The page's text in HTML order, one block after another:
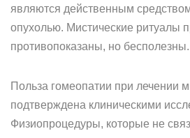
являются действенным
опухолью. Мистические ритуалы
противопоказаны, но бесполезны.
Польза гомеопатии при лечении
подтверждена клиническими
Физиопроцедуры, которые не